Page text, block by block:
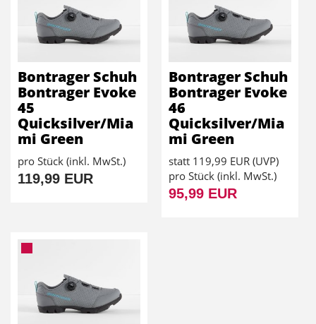
Bontrager Schuh
Bontrager Evoke
45
Quicksilver/Mia
mi Green
pro Stück (inkl. MwSt.)
119,99 EUR
Bontrager Schuh
Bontrager Evoke
46
Quicksilver/Mia
mi Green
statt 119,99 EUR (UVP)
pro Stück (inkl. MwSt.)
95,99 EUR